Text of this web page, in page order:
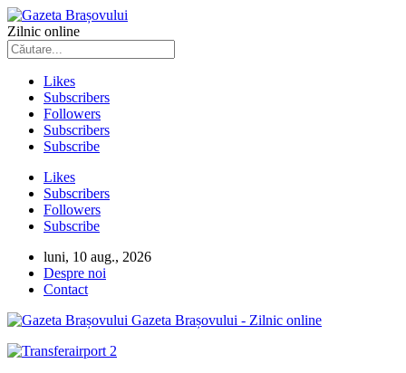
Zilnic online
Likes
Subscribers
Followers
Subscribers
Subscribe
Likes
Subscribers
Followers
Subscribe
luni, 10 aug., 2026
Despre noi
Contact
Gazeta Brașovului - Zilnic online